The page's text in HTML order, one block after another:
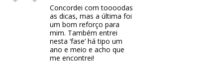
Concordei com toooodas
as dicas, mas a última foi
um bom reforço para
mim. Também entrei
nesta ‘fase’ há tipo um
ano e meio e acho que
me encontrei!